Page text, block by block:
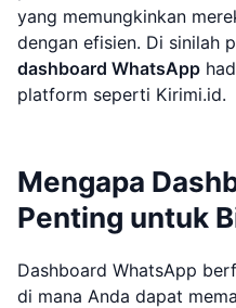
yang memungkinkan
dengan efisien. Di sinilah
dashboard WhatsApp
platform seperti Kirimi.id.
Mengapa
Penting untuk
Dashboard WhatsApp
di mana Anda dapat